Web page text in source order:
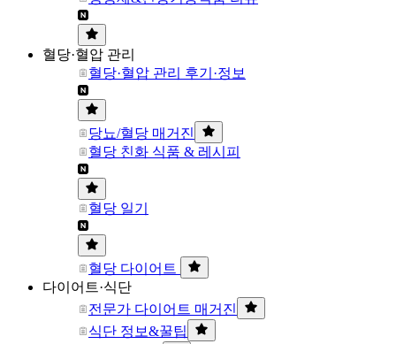
혈당·혈압 관리
혈당·혈압 관리 후기·정보
당뇨/혈당 매거진
혈당 친화 식품 & 레시피
혈당 일기
혈당 다이어트
다이어트·식단
전문가 다이어트 매거진
식단 정보&꿀팁